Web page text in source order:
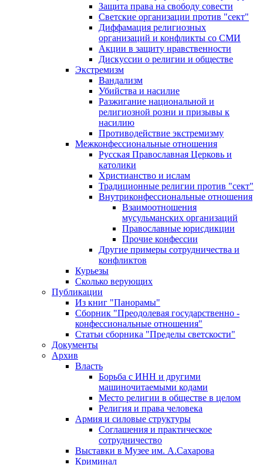
Защита права на свободу совести
Светские организации против "сект"
Диффамация религиозных
организаций и конфликты со СМИ
Акции в защиту нравственности
Дискуссии о религии и обществе
Экстремизм
Вандализм
Убийства и насилие
Разжигание национальной и
религиозной розни и призывы к
насилию
Противодействие экстремизму
Межконфессиональные отношения
Русская Православная Церковь и
католики
Христианство и ислам
Традиционные религии против "сект"
Внутриконфессиональные отношения
Взаимоотношения
мусульманских организаций
Православные юрисдикции
Прочие конфессии
Другие примеры сотрудничества и
конфликтов
Курьезы
Сколько верующих
Публикации
Из книг "Панорамы"
Сборник "Преодолевая государственно -
конфессиональные отношения"
Статьи сборника "Пределы светскости"
Документы
Архив
Власть
Борьба с ИНН и другими
машиночитаемыми кодами
Место религии в обществе в целом
Религия и права человека
Армия и силовые структуры
Соглашения и практическое
сотрудничество
Выставки в Музее им. А.Сахарова
Криминал